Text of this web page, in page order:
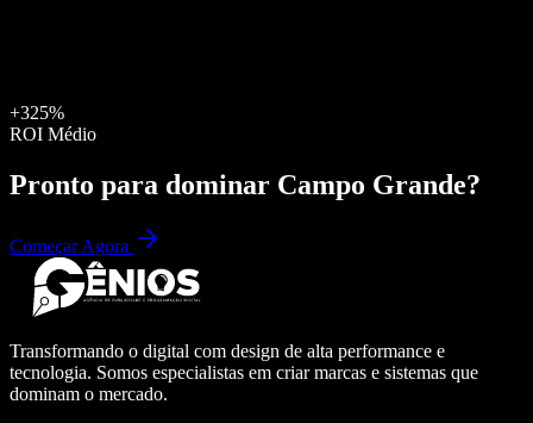
+325%
ROI Médio
Pronto para dominar Campo Grande?
Começar Agora
Transformando o digital com design de alta performance e
tecnologia. Somos especialistas em criar marcas e sistemas que
dominam o mercado.